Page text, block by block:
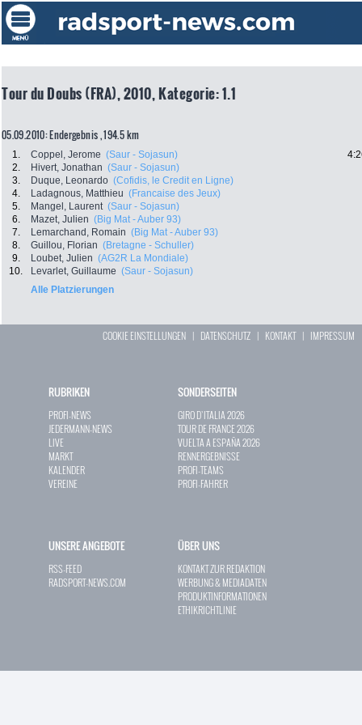
Tour du Doubs (FRA), 2010, Kategorie: 1.1
05.09.2010: Endergebnis , 194.5 km
1. Coppel, Jerome (Saur - Sojasun)
2.
Hivert, Jonathan (Saur - Sojasun)
3.
Duque, Leonardo (Cofidis, le Credit en Ligne)
4.
Ladagnous, Matthieu (Francaise des Jeux)
5.
Mangel, Laurent (Saur - Sojasun)
6.
Mazet, Julien (Big Mat - Auber 93)
7.
Lemarchand, Romain (Big Mat - Auber 93)
8.
Guillou, Florian (Bretagne - Schuller)
9.
Loubet, Julien (AG2R La Mondiale)
10.
Levarlet, Guillaume (Saur - Sojasun)
Alle Platzierungen
COOKIE EINSTELLUNGEN | DATENSCHUTZ | KONTAKT| IMPRESSUM
RUBRIKEN
PROFI-NEWS
JEDERMANN-NEWS
LIVE
MARKT
KALENDER
VEREINE
SONDERSEITEN
GIRO D`ITALIA 2026
TOUR DE FRANCE 2026
VUELTA A ESPAÑA 2026
RENNERGEBNISSE
PROFI-TEAMS
PROFI-FAHRER
UNSERE ANGEBOTE
RSS-FEED
RADSPORT-NEWS.COM
ÜBER UNS
KONTAKT ZUR REDAKTION
WERBUNG & MEDIADATEN
PRODUKTINFORMATIONEN
ETHIKRICHTLINIE